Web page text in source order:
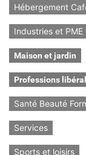
Hébergement
Industries et PME
Maison et jardin
Professions
Santé Beauté
Services
Sports et loisirs